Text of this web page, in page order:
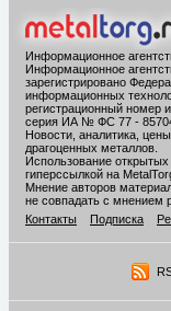
Информационное
Информационное
зарегистрировано
информационных
регистрационный номер
серия ИА № ФС 77 - 85704
Новости, аналитика,
драгоценных металлов.
Использование
гиперссылкой на
Мнение авторов
не совпадать с мнением
Контакты
Подписка